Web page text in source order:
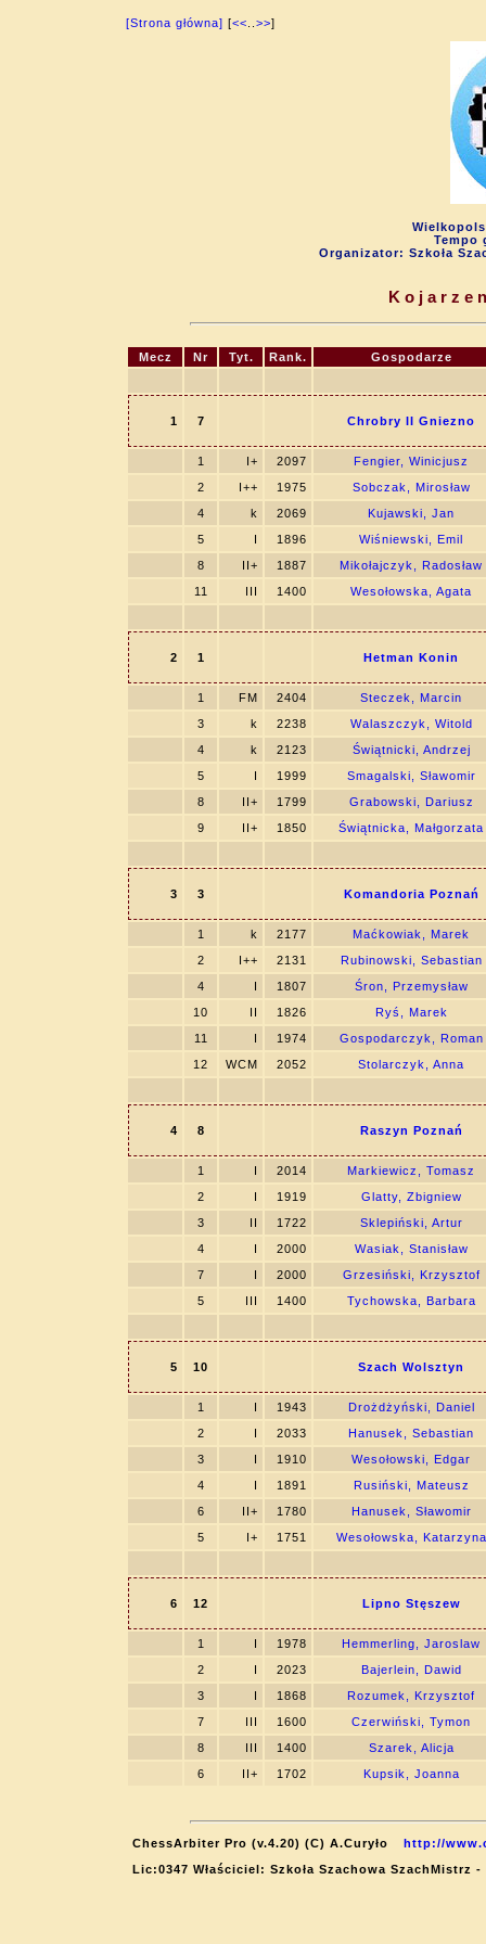
[Strona główna] [<< >>]
Tempo
Organizator: Szkoła
Mecz Nr Tyt. Rank. Gospodarze
1 7 Chrobry II Gniezno
1 I+ 2097
Fengier, Winicjusz
2
I++ 1975
Sobczak, Mirosław
4
k 2069
Kujawski, Jan
5
I 1896
Wiśniewski, Emil
8
II+ 1887
Mikołajczyk, Radosław
11
III 1400 Wesołowska, Agata
2 1 Hetman Konin
1 FM 2404
Steczek, Marcin
3
k 2238
Walaszczyk, Witold
4
k 2123
Świątnicki, Andrzej
5
I 1999
Smagalski, Sławomir
8
II+ 1799
Grabowski, Dariusz
9
II+ 1850 Świątnicka, Małgorzata
3 3 Komandoria Poznań
1 k 2177
Maćkowiak, Marek
2
I++ 2131
Rubinowski, Sebastian
4
I 1807
Śron, Przemysław
10
II 1826
Ryś, Marek
11
I 1974
Gospodarczyk, Roman
12
WCM 2052 Stolarczyk, Anna
4 8 Raszyn Poznań
1 I 2014
Markiewicz, Tomasz
2
I 1919
Glatty, Zbigniew
3
II 1722
Sklepiński, Artur
4
I 2000
Wasiak, Stanisław
7
I 2000
Grzesiński, Krzysztof
5
III 1400 Tychowska, Barbara
5 10 Szach Wolsztyn
1 I 1943
Drożdżyński, Daniel
2
I 2033
Hanusek, Sebastian
3
I 1910
Wesołowski, Edgar
4
I 1891
Rusiński, Mateusz
6
II+ 1780
Hanusek, Sławomir
5
I+ 1751 Wesołowska, Katarzyna
6 12 Lipno Stęszew
1 I 1978
Hemmerling, Jaroslaw
2
I 2023
Bajerlein, Dawid
3
I 1868
Rozumek, Krzysztof
7
III 1600
Czerwiński, Tymon
8
III 1400
Szarek, Alicja
6
II+ 1702 Kupsik, Joanna
ChessArbiter Pro (v.4.20) (C) A.Curyło
http://
Lic:0347 Właściciel: Szkoła Szachowa SzachMistrz